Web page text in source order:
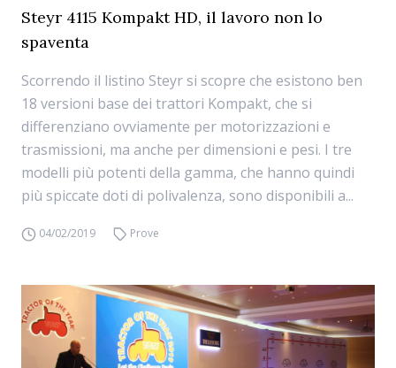
Steyr 4115 Kompakt HD, il lavoro non lo
spaventa
Scorrendo il listino Steyr si scopre che esistono ben
18 versioni base dei trattori Kompakt, che si
differenziano ovviamente per motorizzazioni e
trasmissioni, ma anche per dimensioni e pesi. I tre
modelli più potenti della gamma, che hanno quindi
più spiccate doti di polivalenza, sono disponibili a...
04/02/2019 Prove